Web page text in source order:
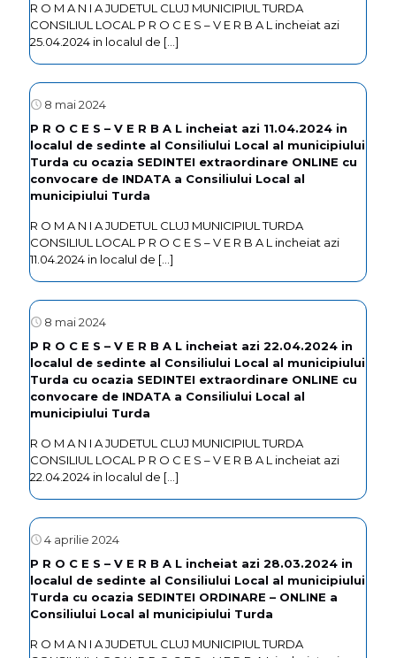
R O M A N I A JUDETUL CLUJ MUNICIPIUL TURDA
CONSILIUL LOCAL P R O C E S – V E R B A L incheiat azi
25.04.2024 in localul de […]
8 mai 2024
P R O C E S – V E R B A L incheiat azi 11.04.2024 in
localul de sedinte al Consiliului Local al municipiului
Turda cu ocazia SEDINTEI extraordinare ONLINE cu
convocare de INDATA a Consiliului Local al
municipiului Turda
R O M A N I A JUDETUL CLUJ MUNICIPIUL TURDA
CONSILIUL LOCAL P R O C E S – V E R B A L incheiat azi
11.04.2024 in localul de […]
8 mai 2024
P R O C E S – V E R B A L incheiat azi 22.04.2024 in
localul de sedinte al Consiliului Local al municipiului
Turda cu ocazia SEDINTEI extraordinare ONLINE cu
convocare de INDATA a Consiliului Local al
municipiului Turda
R O M A N I A JUDETUL CLUJ MUNICIPIUL TURDA
CONSILIUL LOCAL P R O C E S – V E R B A L incheiat azi
22.04.2024 in localul de […]
4 aprilie 2024
P R O C E S – V E R B A L incheiat azi 28.03.2024 in
localul de sedinte al Consiliului Local al municipiului
Turda cu ocazia SEDINTEI ORDINARE – ONLINE a
Consiliului Local al municipiului Turda
R O M A N I A JUDETUL CLUJ MUNICIPIUL TURDA